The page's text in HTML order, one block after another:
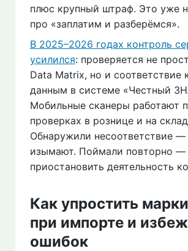
плюс крупный штраф. Это уже
про «заплатим и разберёмся».
В 2025–2026 годах контроль
усилился: проверяется не
Data Matrix, но и соответствие
данным в системе «Честный
Мобильные сканеры работают
проверках в рознице и на
Обнаружили несоответствие —
изымают. Поймали повторно —
приостановить деятельность
Как упростить
при импорте и
ошибок